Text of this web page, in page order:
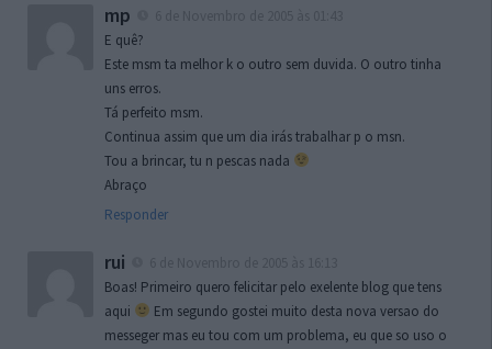
mp
E quê?
Este msm ta melhor k o outro sem duvida. O outro tinha
uns erros.
Tá perfeito msm.
Continua assim que um dia irás trabalhar p o msn.
Tou a brincar, tu n pescas nada
Abraço
Responder
rui
Boas! Primeiro quero felicitar pelo exelente blog que tens
aqui
Em segundo gostei muito desta nova versao do
messeger mas eu tou com um problema, eu que so uso o